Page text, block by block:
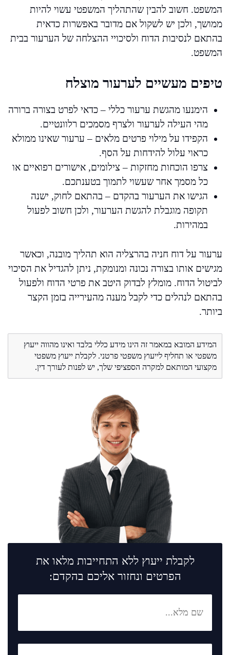
המשפט. חשוב להבין שהתהליך המשפטי עשוי להיות
ממושך, ולכן יש לשקול אם מדובר באפשרות כדאית
בהתאם לנסיבות הדוח ולסיכויי ההצלחה של הערעור בבית
המשפט.
טיפים מעשיים לערעור מוצלח
הימנעו מהגשת ערעור כללי – כדאי לפרט בצורה ברורה
מהי העילה לערעור ולצרף מסמכים רלוונטיים.
הקפידו על מילוי פרטים מלאים – ערעור שאינו ממולא
כראוי עלול להידחות על הסף.
צרפו הוכחות מחזקות – צילומים, אישורים רפואיים או
כל מסמך אחר שעשוי לתמוך בטענתכם.
הגישו את הערעור בהקדם – בהתאם לחוק, ישנה
תקופה מוגבלת להגשת הערעור, ולכן חשוב לפעול
במהירות.
ערעור על דוח חניה בהרצליה הוא תהליך מובנה, וכאשר
מגישים אותו בצורה נכונה ומנומקת, ניתן להגדיל את הסיכוי
לביטול הדוח. מומלץ לבדוק היטב את פרטי הדוח ולפעול
בהתאם לנהלים כדי לקבל מענה מהעירייה בזמן הקצר
ביותר.
המידע המובא במאמר זה הינו מידע כללי בלבד ואינו מהווה ייעוץ
משפטי או תחליף לייעוץ משפטי פרטני. לקבלת ייעוץ משפטי
מקצועי המותאם למקרה הספציפי שלך, יש לפנות לעורך דין.
לקבלת ייעוץ ללא התחייבות מלאו את
הפרטים ונחזור אליכם בהקדם: